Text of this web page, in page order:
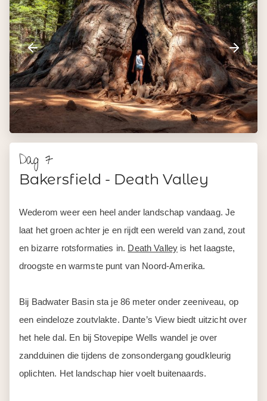
en bizarre rotsformaties in.Death Valleyis het laagste,
droogste en warmste punt van Noord-Amerika.
Bij Badwater Basin sta je 86 meter onder zeeniveau, op
een eindeloze zoutvlakte. Dante’s View biedt uitzicht over
het hele dal. En bij Stovepipe Wells wandel je over
zandduinen die tijdens de zonsondergang goudkleurig
Start bij het Visitor Center in Furnace Creek voor routes
ca. 387 km